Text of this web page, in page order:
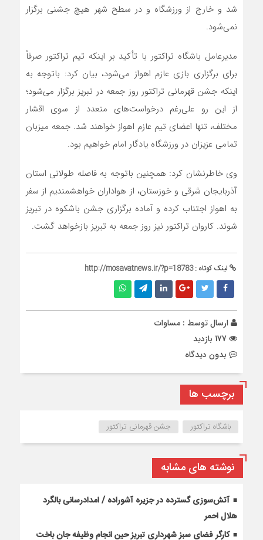
شد و خارج از ورزشگاه و در سطح شهر هیچ جشنی برگزار
نمی‌شود.
مدیرعامل باشگاه‌ تراکتور با تأکید بر اینکه تیم تراکتور صرفاً
برای برگزاری بازی عازم اهواز می‌شود، بیان کرد: باتوجه به
اینکه جشن قهرمانی تراکتور روز جمعه در تبریز برگزار می‌شود؛
از این رو علی‌رغم درخواست‌های متعدد از سوی اقشار
مختلف، تنها اعضای تیم عازم اهواز خواهند شد. جمعه میزبان
تمامی عزیزان در ورزشگاه یادگار امام خواهیم بود.
وی خاطرنشان کرد: همچنین باتوجه به فاصله طولانی استان
آذربایجان شرقی و خوزستان، از هواداران خواهشمندیم از سفر
به اهواز اجتناب کرده و آماده برگزاری جشن باشکوه در تبریز
شوند. کاروان تراکتور نیز روز جمعه به تبریز بازخواهد گشت.
لینک کوتاه :http://mosavatnews.ir/?p=18783
ارسال توسط : مساوات
بدون دیدگاه
برچسب ها
باشگاه تراکتور جشن قهرمانی تراکتور
نوشته های مشابه
آتش‌سوزی گسترده در جزیره آشوراده / امدادرسانی بالگرد
هلال احمر
کارگر فضای سبز شهرداری تبریز حین انجام وظیفه جان باخت